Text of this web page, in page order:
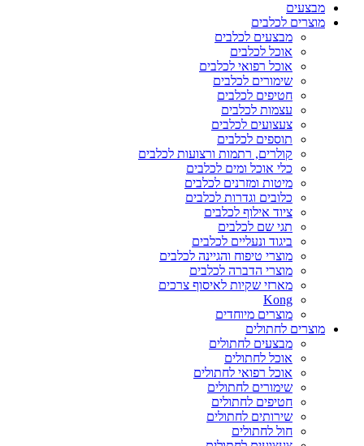
מבצעים
מוצרים לכלבים
מבצעים לכלבים
אוכל לכלבים
אוכל רפואי לכלבים
שימורים לכלבים
חטיפים לכלבים
עצמות לכלבים
צעצועים לכלבים
תוספים לכלבים
קולרים, רתמות ורצועות לכלבים
כלי אוכל ומים לכלבים
מיטות ומזרנים לכלבים
כלובים וגדרות לכלבים
ציוד אילוף לכלבים
תגי שם לכלבים
ביגוד ונעליים לכלבים
מוצרי טיפוח והגיינה לכלבים
מוצרי הדברה לכלבים
מארזי שקיות לאיסוף צרכים
Kong
מוצרים מיוחדים
מוצרים לחתולים
מבצעים לחתולים
אוכל לחתולים
אוכל רפואי לחתולים
שימורים לחתולים
חטיפים לחתולים
שירותים לחתולים
חול לחתולים